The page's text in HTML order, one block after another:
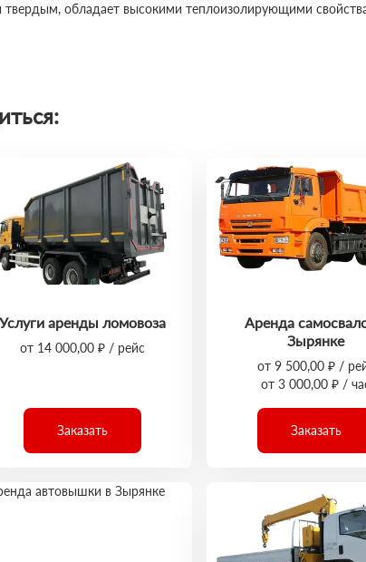
твердым, обладает высокими теплоизолирующими
Услуги аренды ломовоза
от 14 000,00 ₽ / рейс
Заказать
Аренда
Зырянке
от 9 500,00 ₽ /
от 3 000,00 ₽ /
Заказать